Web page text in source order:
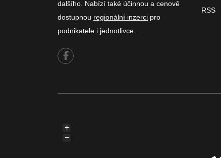
dalšího. Nabízí také účinnou a cenově
dostupnou regionální inzerci pro
podnikatele i jednotlivce.
RSS
+
−